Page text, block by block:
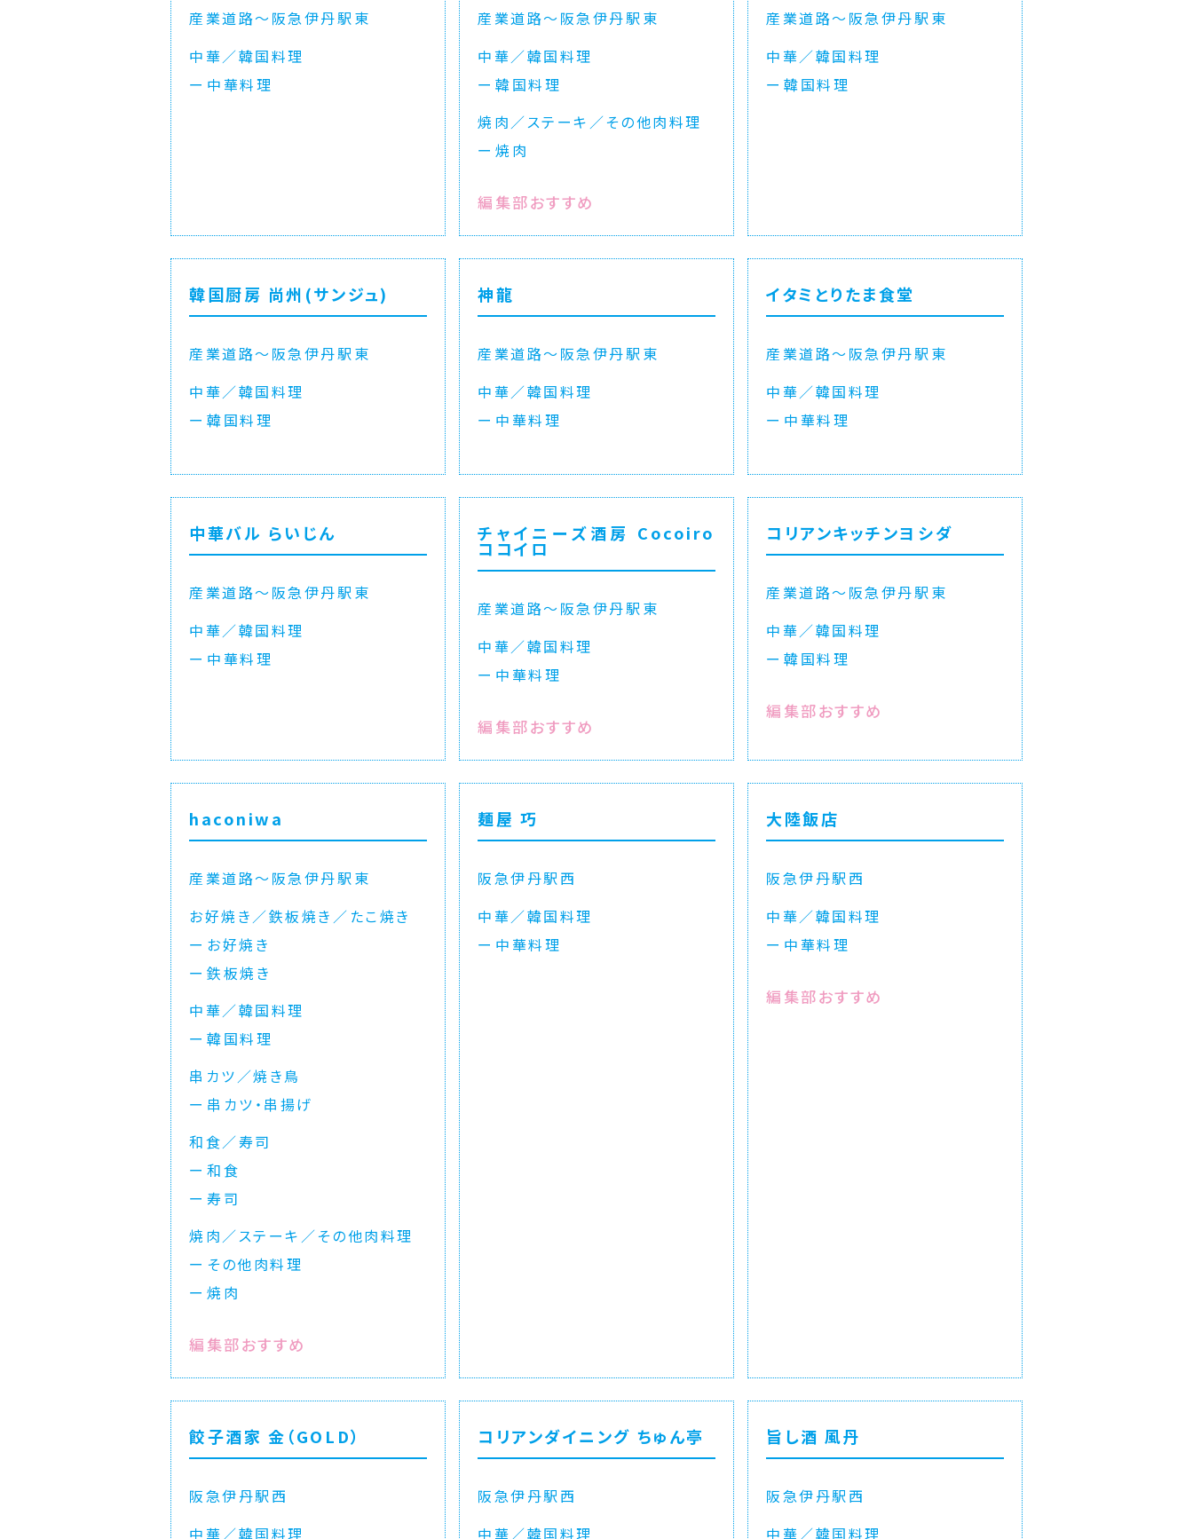
産業道路〜阪急伊丹駅東
中華／韓国料理
中華料理
産業道路〜阪急伊丹駅東
中華／韓国料理
韓国料理
焼肉／ステーキ／その他肉料理
焼肉
編集部おすすめ
産業道路〜阪急伊丹駅東
中華／韓国料理
韓国料理
韓国厨房 尚州(サンジュ)
産業道路〜阪急伊丹駅東
中華／韓国料理
韓国料理
神龍
産業道路〜阪急伊丹駅東
中華／韓国料理
中華料理
イタミとりたま食堂
産業道路〜阪急伊丹駅東
中華／韓国料理
中華料理
中華バル らいじん
産業道路〜阪急伊丹駅東
中華／韓国料理
中華料理
チャイニーズ酒房 Cocoiro
ココイロ
産業道路〜阪急伊丹駅東
中華／韓国料理
中華料理
編集部おすすめ
コリアンキッチンヨシダ
産業道路〜阪急伊丹駅東
中華／韓国料理
韓国料理
編集部おすすめ
haconiwa
産業道路〜阪急伊丹駅東
お好焼き／鉄板焼き／たこ焼き
お好焼き
鉄板焼き
中華／韓国料理
韓国料理
串カツ／焼き鳥
串カツ・串揚げ
和食／寿司
和食
寿司
焼肉／ステーキ／その他肉料理
その他肉料理
焼肉
編集部おすすめ
麺屋 巧
阪急伊丹駅西
中華／韓国料理
中華料理
大陸飯店
阪急伊丹駅西
中華／韓国料理
中華料理
編集部おすすめ
餃子酒家 金（GOLD）
阪急伊丹駅西
中華／韓国料理
コリアンダイニング ちゅん亭
阪急伊丹駅西
中華／韓国料理
旨し酒 風丹
阪急伊丹駅西
中華／韓国料理